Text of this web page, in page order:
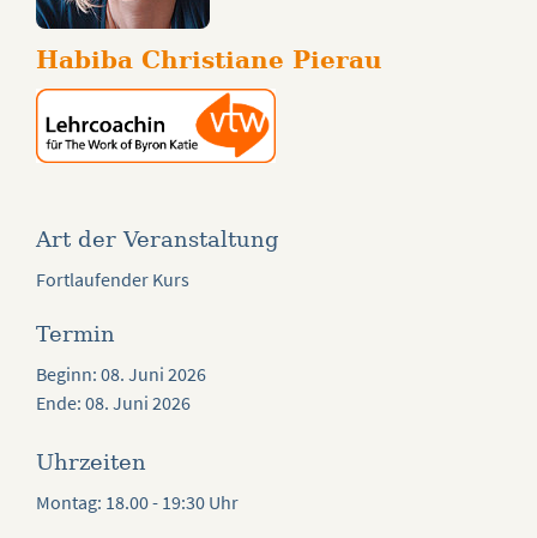
Habiba Christiane Pierau
Art der Veranstaltung
Fortlaufender Kurs
Termin
Beginn: 08. Juni 2026
Ende: 08. Juni 2026
Uhrzeiten
Montag: 18.00 - 19:30 Uhr